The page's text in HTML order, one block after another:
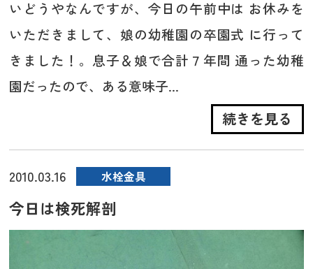
いどうやなんですが、今日の午前中は お休みを
いただきまして、娘の幼稚園の卒園式 に行って
きました！。息子＆娘で合計７年間 通った幼稚
園だったので、ある意味子...
続きを見る
2010.03.16 水栓金具
今日は検死解剖